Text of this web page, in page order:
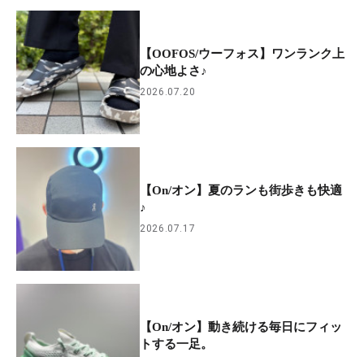
【OOFOS/ウーフォス】ワンランク上
の心地よさ♪
2026.07.20
【On/オン】夏のランも街歩きも快適
♪
2026.07.17
【On/オン】動き続ける毎日にフィッ
トする一足。